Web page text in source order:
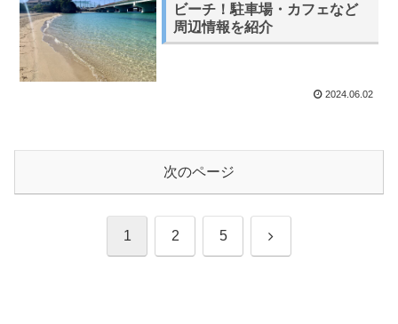
ビーチ！駐車場・カフェなど
周辺情報を紹介
2024.06.02
次のページ
1 2 5